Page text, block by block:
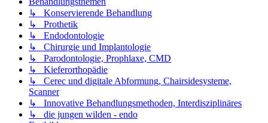
↳ Konservierende Behandlung
↳ Prothetik
↳ Endodontologie
↳ Chirurgie und Implantologie
↳ Parodontologie, Prophlaxe, CMD
↳ Kieferorthopädie
↳ Cerec und digitale Abformung, Chairsidesysteme,
Scanner
↳ Innovative Behandlungsmethoden, Interdisziplinäres
↳ die jungen wilden - endo